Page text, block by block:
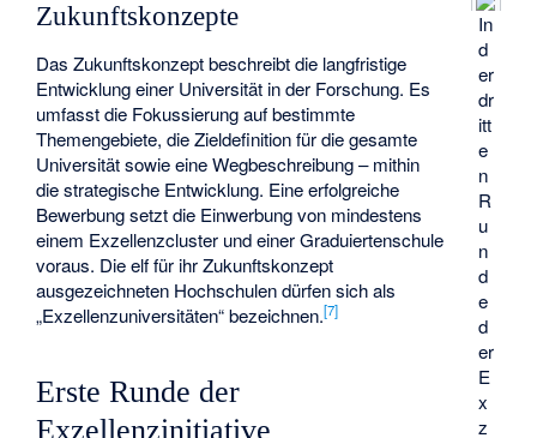
In
d
er
dr
itt
e
n
R
u
n
d
e
d
er
E
x
z
Zukunftskonzepte
Das Zukunftskonzept beschreibt die langfristige
Entwicklung einer Universität in der Forschung. Es
umfasst die Fokussierung auf bestimmte
Themengebiete, die Zieldefinition für die gesamte
Universität sowie eine Wegbeschreibung – mithin
die strategische Entwicklung. Eine erfolgreiche
Bewerbung setzt die Einwerbung von mindestens
einem Exzellenzcluster und einer Graduiertenschule
voraus. Die elf für ihr Zukunftskonzept
ausgezeichneten Hochschulen dürfen sich als
„Exzellenzuniversitäten“ bezeichnen.[7]
Erste Runde der
Exzellenzinitiative